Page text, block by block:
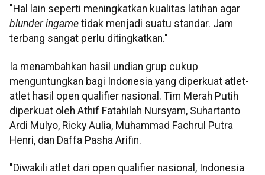
"Hal lain seperti meningkatkan kualitas latihan agar
blunder ingame tidak menjadi suatu standar. Jam
terbang sangat perlu ditingkatkan."
Ia menambahkan hasil undian grup cukup
menguntungkan bagi Indonesia yang diperkuat atlet-
atlet hasil open qualifier nasional. Tim Merah Putih
diperkuat oleh Athif Fatahilah Nursyam, Suhartanto
Ardi Mulyo, Ricky Aulia, Muhammad Fachrul Putra
Henri, dan Daffa Pasha Arifin.
"Diwakili atlet dari open qualifier nasional, Indonesia